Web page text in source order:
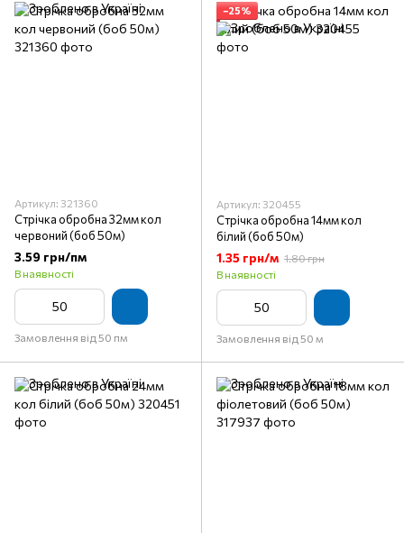
Артикул: 321360
Стрічка обробна 32мм кол
червоний (боб 50м)
3.59 грн/пм
В наявності
Замовлення від 50 пм
−25%
Артикул: 320455
Стрічка обробна 14мм кол
білий (боб 50м)
1.35 грн/м 1.80 грн
В наявності
Замовлення від 50 м